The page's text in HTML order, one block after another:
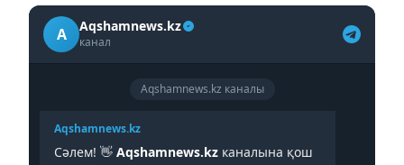
A Aqshamnews.kz
канал
Aqshamnews.kz каналы
Aqshamnews.kz
Сәлем! 👋 Aqshamnews.kz каналына қош